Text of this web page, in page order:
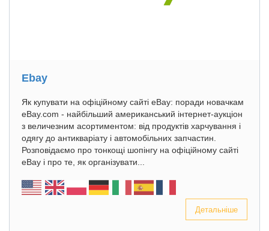
Ebay
Як купувати на офіційному сайті eBay: поради новачкам
eBay.com - найбільший американський інтернет-аукціон
з величезним асортиментом: від продуктів харчування і
одягу до антикваріату і автомобільних запчастин.
Розповідаємо про тонкощі шопінгу на офіційному сайті
eBay і про те, як організувати...
Детальніше